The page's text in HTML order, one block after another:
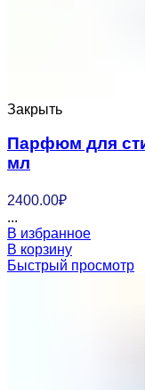
Закрыть
Парфюм для
мл
2400.00₽
...
В избранное
В корзину
Быстрый просмотр